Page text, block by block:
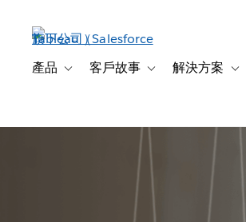
產品 Toggle sub-navigation for 產品
客戶故事 Toggle sub-
解決方案